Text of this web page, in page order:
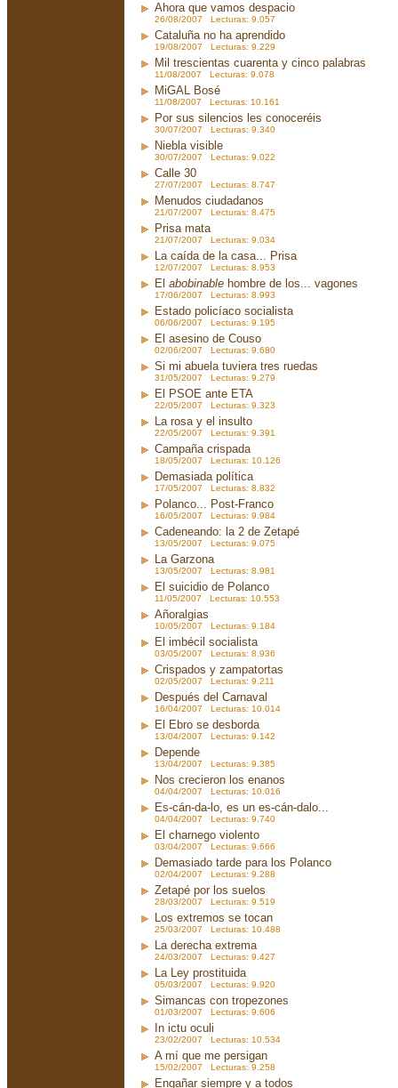
Ahora que vamos despacio
26/08/2007 Lecturas: 9.057
Cataluña no ha aprendido
19/08/2007 Lecturas: 9.229
Mil trescientas cuarenta y cinco palabras
11/08/2007 Lecturas: 9.078
MiGAL Bosé
11/08/2007 Lecturas: 10.161
Por sus silencios les conoceréis
30/07/2007 Lecturas: 9.340
Niebla visible
30/07/2007 Lecturas: 9.022
Calle 30
27/07/2007 Lecturas: 8.747
Menudos ciudadanos
21/07/2007 Lecturas: 8.475
Prisa mata
21/07/2007 Lecturas: 9.034
La caída de la casa... Prisa
12/07/2007 Lecturas: 8.953
El abobinable hombre de los... vagones
17/06/2007 Lecturas: 8.993
Estado policíaco socialista
06/06/2007 Lecturas: 9.195
El asesino de Couso
02/06/2007 Lecturas: 9.680
Si mi abuela tuviera tres ruedas
31/05/2007 Lecturas: 9.279
El PSOE ante ETA
22/05/2007 Lecturas: 9.323
La rosa y el insulto
22/05/2007 Lecturas: 9.391
Campaña crispada
18/05/2007 Lecturas: 10.126
Demasiada política
17/05/2007 Lecturas: 8.832
Polanco... Post-Franco
16/05/2007 Lecturas: 9.984
Cadeneando: la 2 de Zetapé
13/05/2007 Lecturas: 9.075
La Garzona
13/05/2007 Lecturas: 8.981
El suicidio de Polanco
11/05/2007 Lecturas: 10.553
Añoralgias
10/05/2007 Lecturas: 9.184
El imbécil socialista
03/05/2007 Lecturas: 8.936
Crispados y zampatortas
02/05/2007 Lecturas: 9.211
Después del Carnaval
16/04/2007 Lecturas: 10.014
El Ebro se desborda
13/04/2007 Lecturas: 9.142
Depende
13/04/2007 Lecturas: 9.385
Nos crecieron los enanos
04/04/2007 Lecturas: 10.016
Es-cán-da-lo, es un es-cán-dalo...
04/04/2007 Lecturas: 9.740
El charnego violento
03/04/2007 Lecturas: 9.666
Demasiado tarde para los Polanco
02/04/2007 Lecturas: 9.288
Zetapé por los suelos
28/03/2007 Lecturas: 9.519
Los extremos se tocan
25/03/2007 Lecturas: 10.488
La derecha extrema
24/03/2007 Lecturas: 9.427
La Ley prostituida
05/03/2007 Lecturas: 9.920
Simancas con tropezones
01/03/2007 Lecturas: 9.606
In ictu oculi
23/02/2007 Lecturas: 10.534
A mí que me persigan
15/02/2007 Lecturas: 9.258
Engañar siempre y a todos